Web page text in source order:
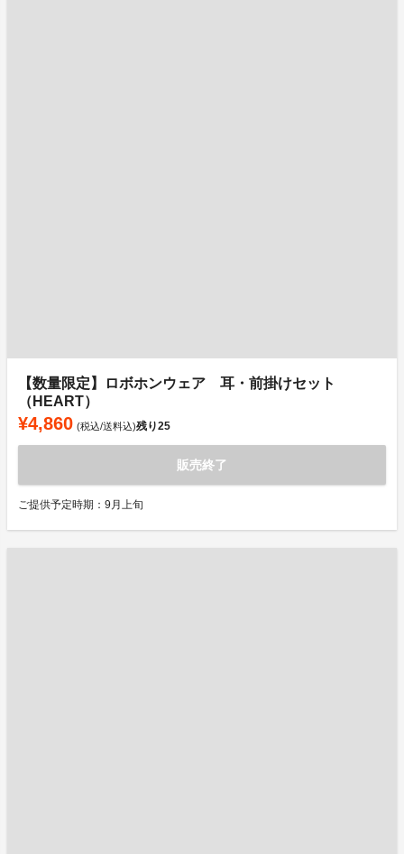
【数量限定】ロボホンウェア 耳・前掛けセット
（HEART）
¥4,860 (税込/送料込)残り25
販売終了
ご提供予定時期：9月上旬